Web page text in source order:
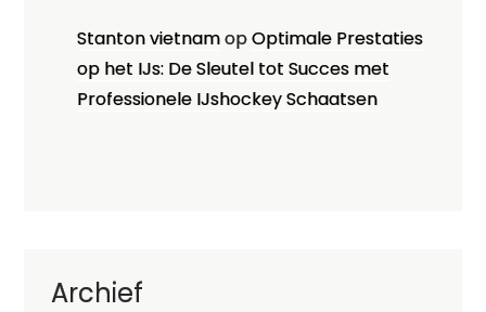
Stanton vietnamopOptimale Prestaties
op het IJs: De Sleutel tot Succes met
Professionele IJshockey Schaatsen
Archief